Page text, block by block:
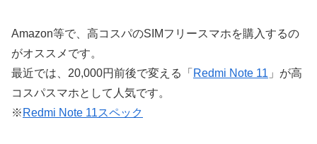
Amazon等で、高コスパのSIMフリースマホを購入するの
がオススメです。
最近では、20,000円前後で変える「 Redmi Note 11 」が高
コスパスマホとして人気です。
※ Redmi Note 11スペック